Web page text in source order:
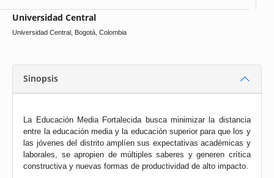
Universidad Central
Universidad Central, Bogotá, Colombia
Sinopsis
La Educación Media Fortalecida busca minimizar la distancia
entre la educación media y la educación superior para que los y
las jóvenes del distrito amplíen sus expectativas académicas y
laborales, se apropien de múltiples saberes y generen crítica
constructiva y nuevas formas de productividad de alto impacto.